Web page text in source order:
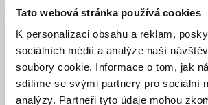
Tato webová stránka používá cookies
K personalizaci obsahu a reklam,
sociálních médií a analýze naší
soubory cookie. Informace o tom, jak
sdílíme se svými partnery pro sociální
analýzy. Partneři tyto údaje mohou
Související filmy (20)